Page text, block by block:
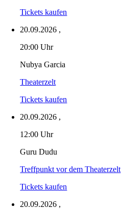
Tickets kaufen
20.09.2026 ,
20:00 Uhr
Nubya Garcia
Theaterzelt
Tickets kaufen
20.09.2026 ,
12:00 Uhr
Guru Dudu
Treffpunkt vor dem Theaterzelt
Tickets kaufen
20.09.2026 ,